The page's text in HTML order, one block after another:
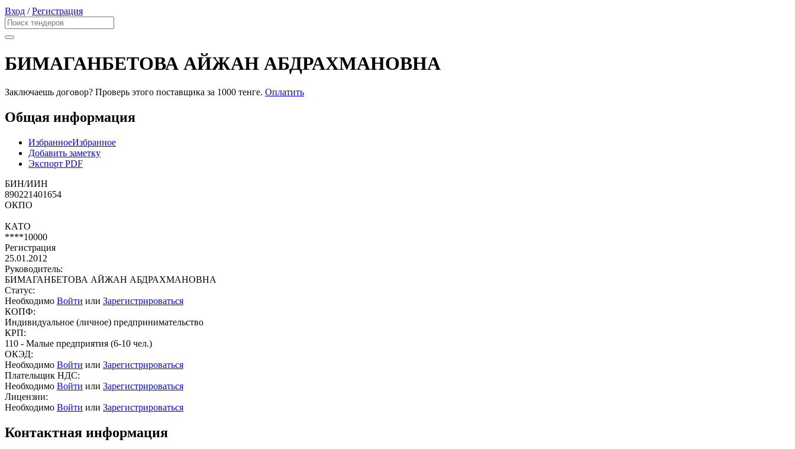
Вход /Регистрация
БИМАГАНБЕТОВА АЙЖАН АБДРАХМАНОВНА
Заключаешь договор? Проверь этого поставщика за 1000 тенге. Оплатить
Общая информация
ИзбранноеИзбранное
Добавить заметку
Экспорт PDF
БИН/ИИН
890221401654
ОКПО
КАТО
****10000
Регистрация
25.01.2012
Руководитель:
БИМАГАНБЕТОВА АЙЖАН АБДРАХМАНОВНА
Статус:
Необходимо Войти или Зарегистрироваться
КОПФ:
Индивидуальное (личное) предпринимательство
КРП:
110 - Малые предприятия (6-10 чел.)
ОКЭД:
Необходимо Войти или Зарегистрироваться
Плательщик НДС:
Необходимо Войти или Зарегистрироваться
Лицензии:
Необходимо Войти или Зарегистрироваться
Контактная информация